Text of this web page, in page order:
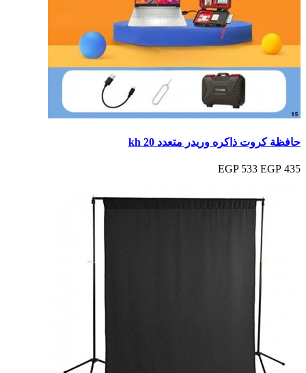
حافظة كروت ذاكره وريدر متعدد kh 20
435 EGP
533 EGP